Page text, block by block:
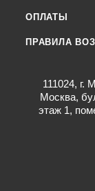
ОПЛАТЫ
ПРАВИЛА
111024, г.
Москва,
этаж 1,